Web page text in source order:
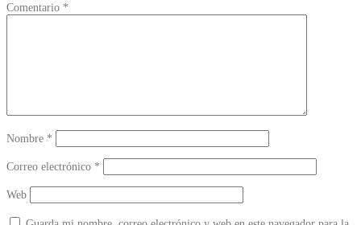
Comentario *
Nombre *
Correo electrónico *
Web